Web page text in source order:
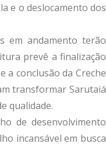
e o deslocamento dos
em andamento terão
prevê a finalização
a conclusão da Creche
transformar Sarutaiá
qualidade.
de desenvolvimento
incansável em busca